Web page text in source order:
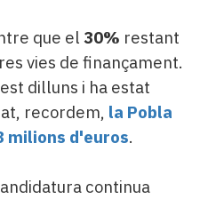
que el 30% restant
vies de finançament.
dilluns i ha estat
recordem, la Pobla
milions d'euros.
continua